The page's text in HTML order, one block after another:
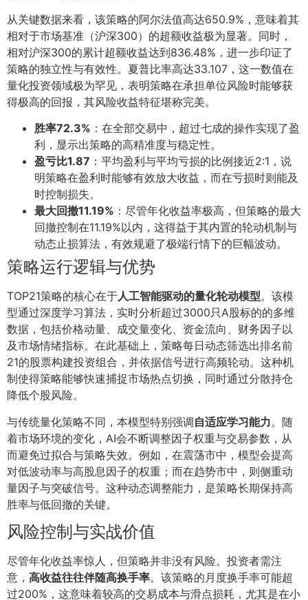
从关键数据来看，该策略的阿尔法值高达650.9%，意味着其
相对于市场基准（沪深300）的超额收益极为显著。同时，
相对沪深300的累计超额收益达到836.48%，进一步印证了
策略的独立性与有效性。夏普比率高达33.107，这一数值在
量化投资领域极为罕见，表明策略在承担单位风险时能够获
得极高的回报，其风险收益特征堪称完美。
胜率72.3% ：在全部交易中，超过七成的操作实现了盈
利，显示出策略的高精准度与稳定性。
盈亏比1.87 ：平均盈利与平均亏损的比例接近2:1，说
明策略在盈利时能够有效放大收益，而在亏损时则能及
时控制损失。
最大回撤11.19% ：尽管年化收益率极高，但策略的最大
回撤控制在11.19%以内，这得益于其内置的轮动机制与
动态止损算法，有效规避了极端行情下的巨幅波动。
策略运行逻辑与优势
TOP21策略的核心在于人工智能驱动的量化轮动模型。该模
型通过深度学习算法，实时分析超过3000只A股标的的多维
数据，包括价格动量、成交量变化、资金流向、财务因子以
及市场情绪指标。在此基础上，策略每日动态筛选出排名前
21的股票构建投资组合，并依据信号进行高频轮动。这种机
制使得策略能够快速捕捉市场热点切换，同时通过分散持仓
降低个股风险。
与传统量化策略不同，本模型特别强调自适应学习能力。随
着市场环境的变化，AI会不断调整因子权重与交易参数，从
而避免过拟合与策略失效。例如，在震荡市中，模型会提高
对低波动率与高股息因子的权重；而在趋势市中，则侧重动
量因子与突破信号。这种动态调整能力，是策略长期保持高
胜率与低回撤的关键。
风险控制与实战价值
尽管年化收益率惊人，但策略并非没有风险。投资者需注
意， 高收益往往伴随高换手率。该策略的月度换手率可能超
过200%，这意味着较高的交易成本与滑点损耗，尤其是在小